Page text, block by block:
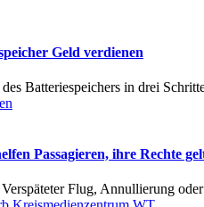
Geld verdienen
Batteriespeichers in drei
Passagieren, ihre Rechte
Flug, Annullierung